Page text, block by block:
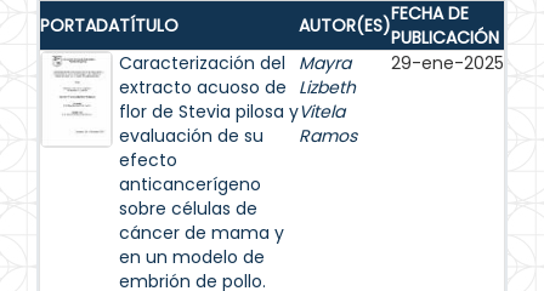
PORTADATÍTULO AUTOR(ES)FECHA DE
PUBLICACIÓN
Caracterización del
extracto acuoso de
flor de Stevia pilosa y
evaluación de su
efecto
anticancerígeno
sobre células de
cáncer de mama y
en un modelo de
embrión de pollo.
Mayra
Lizbeth
Vitela
Ramos
29-ene-2025